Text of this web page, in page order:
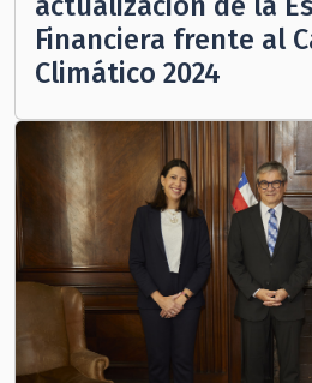
Financiera frente al
Climático 2024